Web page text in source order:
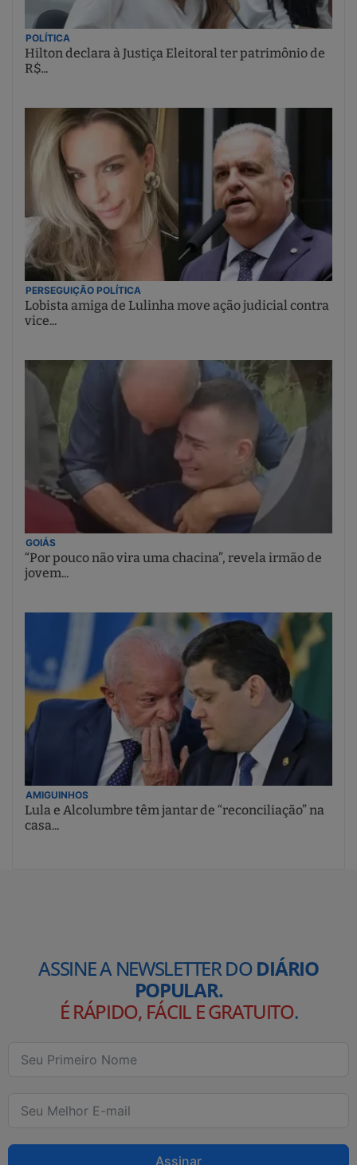
POLÍTICA
Hilton declara à Justiça Eleitoral ter patrimônio de
R$...
PERSEGUIÇÃO POLÍTICA
Lobista amiga de Lulinha move ação judicial contra
vice...
GOIÁS
“Por pouco não vira uma chacina”, revela irmão de
jovem...
AMIGUINHOS
Lula e Alcolumbre têm jantar de “reconciliação” na
casa...
ASSINE A NEWSLETTER DODIÁRIO
POPULAR.
É RÁPIDO, FÁCIL E GRATUITO.
Assinar